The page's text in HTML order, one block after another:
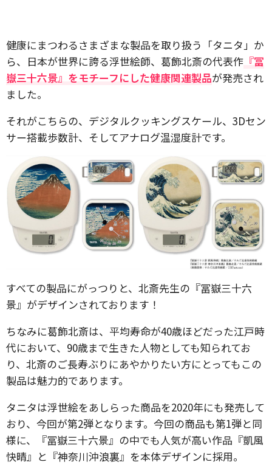
健康にまつわるさまざまな製品を取り扱う「タニタ」か
ら、日本が世界に誇る浮世絵師、葛飾北斎の代表作 『冨
嶽三十六景』をモチーフにした健康関連製品が発売され
ました。
それがこちらの、デジタルクッキングスケール、3Dセン
サー搭載歩数計、そしてアナログ温湿度計です。
すべての製品にがっつりと、北斎先生の『冨嶽三十六
景』がデザインされております！
ちなみに葛飾北斎は、平均寿命が40歳ほどだった江戸時
代において、90歳まで生きた人物としても知られてお
り、北斎のご長寿ぶりにあやかりたい方にとってもこの
製品は魅力的であります。
タニタは浮世絵をあしらった商品を2020年にも発売して
おり、今回が第2弾となります。今回の商品も第1弾と同
様に、『冨嶽三十六景』の中でも人気が高い作品『凱風
快晴』と『神奈川沖浪裏』を本体デザインに採用。